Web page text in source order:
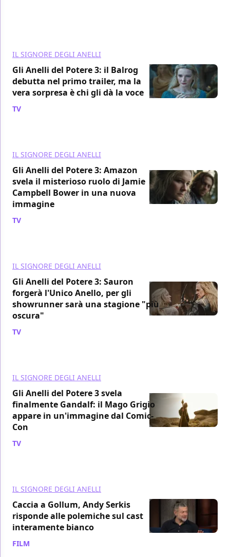
IL SIGNORE DEGLI ANELLI
Gli Anelli del Potere 3: il Balrog
debutta nel primo trailer, ma la
vera sorpresa è chi gli dà la voce
TV
IL SIGNORE DEGLI ANELLI
Gli Anelli del Potere 3: Amazon
svela il misterioso ruolo di Jamie
Campbell Bower in una nuova
immagine
TV
IL SIGNORE DEGLI ANELLI
Gli Anelli del Potere 3: Sauron
forgerà l'Unico Anello, per gli
showrunner sarà una stagione "più
oscura"
TV
IL SIGNORE DEGLI ANELLI
Gli Anelli del Potere 3 svela
finalmente Gandalf: il Mago Grigio
appare in un'immagine dal Comic-
Con
TV
IL SIGNORE DEGLI ANELLI
Caccia a Gollum, Andy Serkis
risponde alle polemiche sul cast
interamente bianco
FILM